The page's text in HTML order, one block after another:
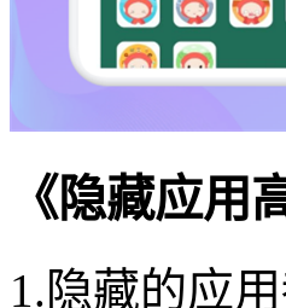
《隐藏应用
1.隐藏的应